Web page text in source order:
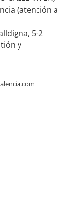
(atención a
5-2
y